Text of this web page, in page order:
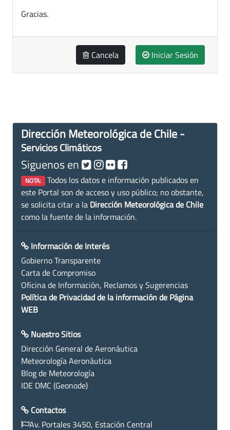
Gracias.
Cancela Iniciar Sesión
Dirección Meteorológica de Chile -
Servicios Climáticos
Siguenos en
NOTA: Todos los datos e información publicados en
este Portal son de acceso y uso público; no obstante,
se solicita citar a la Dirección Meteorológica de Chile
como la fuente de la información.
Información de Interés
Gobierno Transparente
Carta de Compromiso
Oficina de Información, Reclamos y Sugerencias
Política de Privacidad de la información de Página
WEB
Nuestro Sitios
Dirección General de Aeronáutica
Meteorología Aeronáutica
Blog de Meteorología
IDE DMC (Geonode)
Contactos
Av. Portales 3450, Estación Central